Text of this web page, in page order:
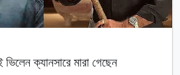
ভিলেন ক্যানসারে মারা গেছেন